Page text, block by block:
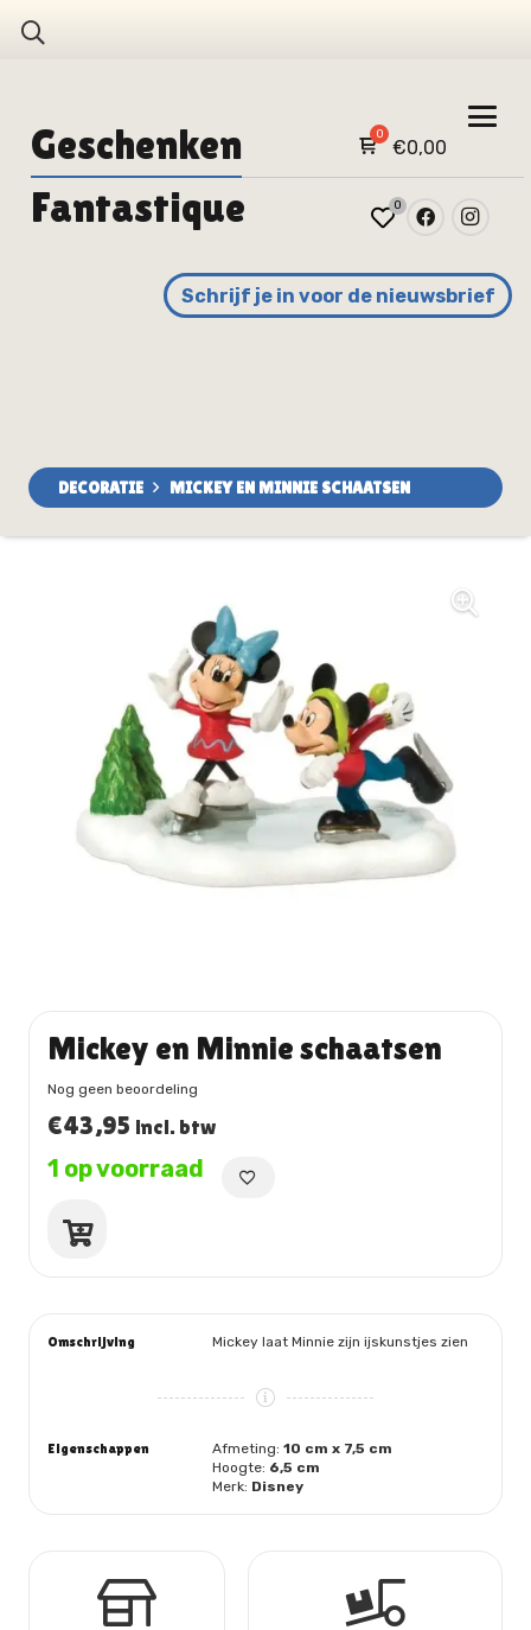
Geschenken €0,00
Fantastique 0
Schrijf je in voor de nieuwsbrief
DECORATIE MICKEY EN MINNIE SCHAATSEN
Mickey en Minnie schaatsen
Nog geen beoordeling
€43,95 incl. btw
1 op voorraad
Mickey
aantal
Omschrijving Mickey laat Minnie zijn ijskunstjes zien
Eigenschappen Afmeting:10 cm x 7,5 cm
Hoogte: 6,5 cm
Merk: Disney